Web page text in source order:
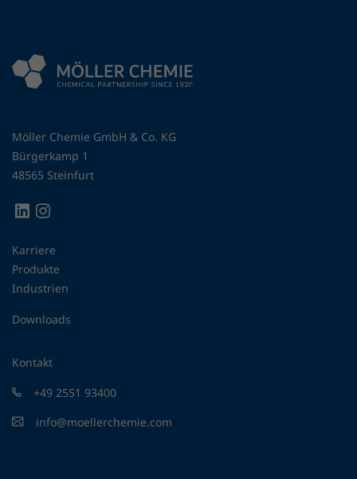
Möller Chemie GmbH & Co. KG
Bürgerkamp 1
48565 Steinfurt
Karriere
Produkte
Industrien
Downloads
Kontakt
+49 2551 93400
info@moellerchemie.com